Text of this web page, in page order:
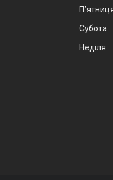
Субота
Неділя